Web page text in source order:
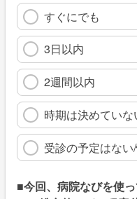
すぐにでも
3日以内
2週間以内
時期は決めていな
受診の予定はな
■今回、病院なびを使